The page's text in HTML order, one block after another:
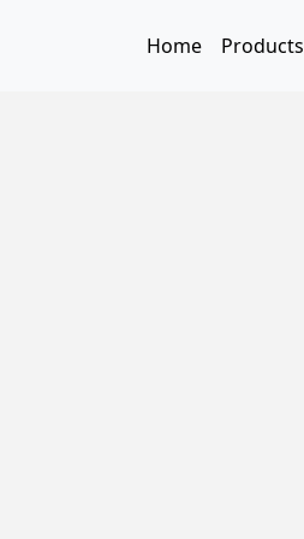
Main navigation
Home Products